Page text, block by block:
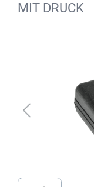
MIT DRUCK